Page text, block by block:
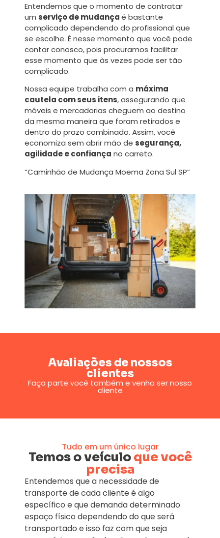
Entendemos que o momento de contratar
um serviço de mudançaé bastante
complicado dependendo do profissional que
se escolhe. É nesse momento que você pode
contar conosco, pois procuramos facilitar
esse momento que às vezes pode ser tão
complicado.
Nossa equipe trabalha com a máxima
cautela com seus itens, assegurando que
móveis e mercadorias cheguem ao destino
da mesma maneira que foram retirados e
dentro do prazo combinado. Assim, você
economiza sem abrir mão de segurança,
agilidade e confiança no carreto.
”Caminhão de Mudança Moema Zona Sul SP”
Avaliações de nossos
clientes
Faça parte você também e venha ser nosso
cliente
Tudo em um único lugar
Temos o veículoque você
precisa
Entendemos que a necessidade de
transporte de cada cliente é algo
específico e que demanda determinado
espaço físico dependendo do que será
transportado e isso faz com que seja